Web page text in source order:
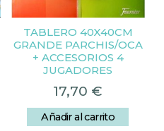
TABLERO 40X40CM
GRANDE PARCHIS/OCA
+ ACCESORIOS 4
JUGADORES
17,70 €
Añadir al carrito